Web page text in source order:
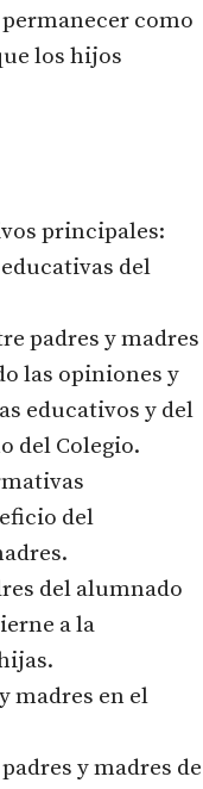
como
los hijos
principales:
del
padres y madres
las opiniones y
educativos y del
del Colegio.
del
del alumnado
a la
madres en el
y madres de